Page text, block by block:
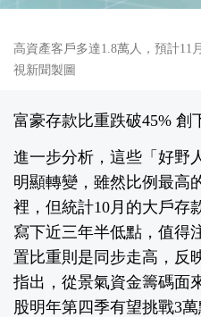
高資產客戶多達1.8萬人，預計11
視新聞製圖
富豪存款比重跌破45% 創
進一步分析，這些「好野
明顯轉變，雖然比例最高
裡，但統計10月的大戶存
寫下近三年半低點，值得
置比重則是同步走高，反
指出，從景氣資金籌碼面
股明年第四季有望挑戰3